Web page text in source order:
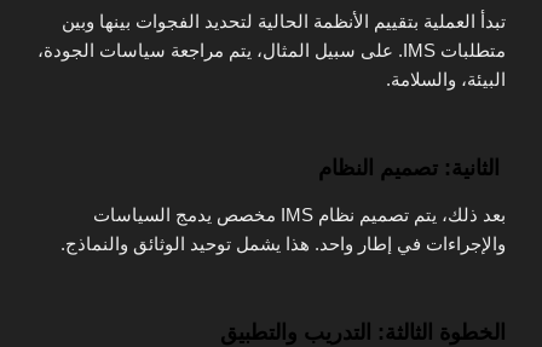
تبدأ العملية بتقييم الأنظمة الحالية لتحديد الفجوات بينها وبين
متطلبات IMS. على سبيل المثال، يتم مراجعة سياسات الجودة،
البيئة، والسلامة.
الثانية: تصميم النظام
بعد ذلك، يتم تصميم نظام IMS مخصص يدمج السياسات
والإجراءات في إطار واحد. هذا يشمل توحيد الوثائق والنماذج.
الخطوة الثالثة: التدريب والتطبيق